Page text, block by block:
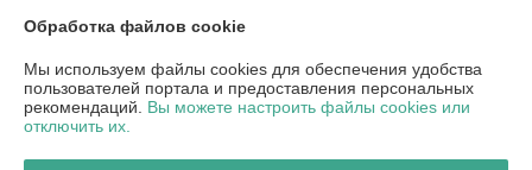
Информация для покупателя
Индивидуальный предприниматель:ИП Райко Александр Валерьевич
г.Минск, ул. Белецкого 2/7, кв.379
Регистрационный номер ЕГР: 193030880
Обработка файлов cookie
Мы используем файлы cookies для обеспечения удобства
пользователей портала и предоставления персональных
рекомендаций. Вы можете настроить файлы cookies или
отключить их.